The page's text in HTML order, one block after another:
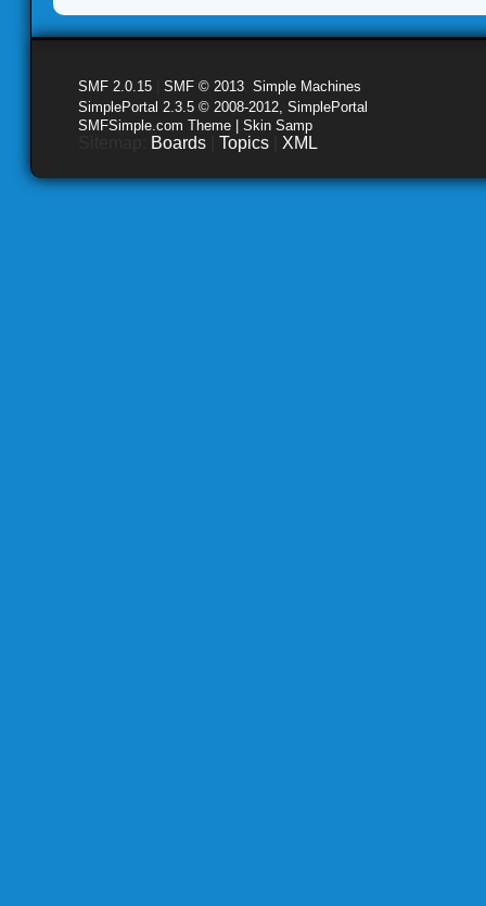
SMF 2.0.15 SMF © 2013 Simple Machines
SimplePortal 2.3.5 © 2008-2012, SimplePortal
SMFSimple.com Theme | Skin Samp
Boards Topics XML